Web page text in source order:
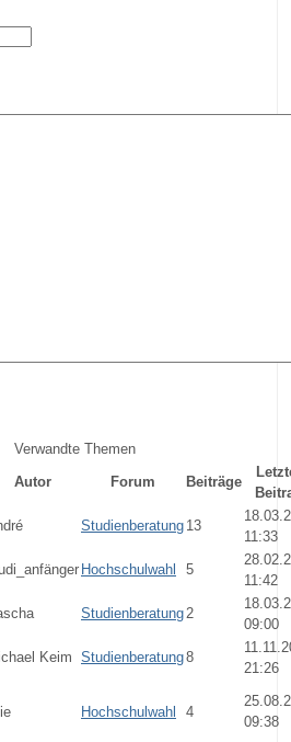
Verwandte Themen
Autor Forum Beiträge
Studienberatung 13
11:33
Hochschulwahl 5
11:42
Studienberatung 2
09:00
Keim Studienberatung8
21:26
Hochschulwahl 4
09:38